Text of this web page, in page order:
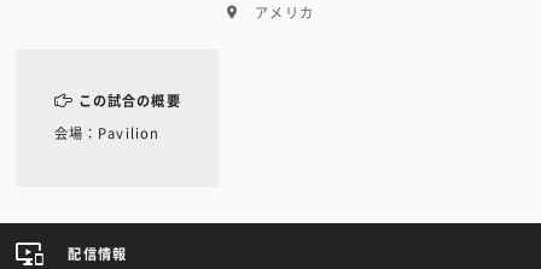
アメリカ
この試合の概要
会場：Pavilion
配信情報